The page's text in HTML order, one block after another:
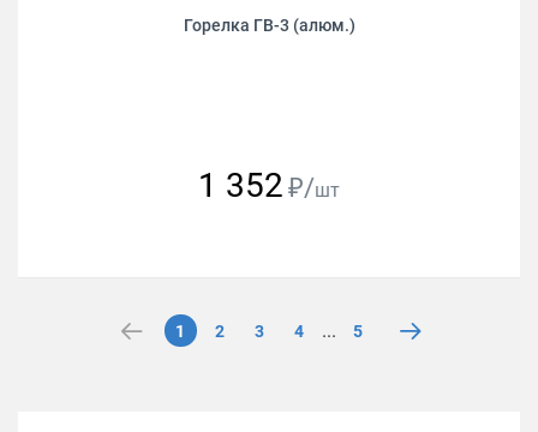
Горелка ГВ-3 (алюм.)
1 352 ₽/шт
1 2 3 4 ... 5